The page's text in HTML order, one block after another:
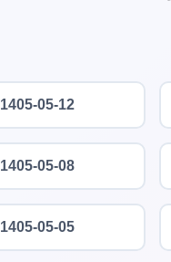
1405-05-12
1405-05-08
1405-05-05